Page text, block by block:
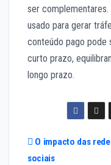
ser
usado para gerar
conteúdo pago pode
curto prazo,
longo prazo.
O impacto das
sociais